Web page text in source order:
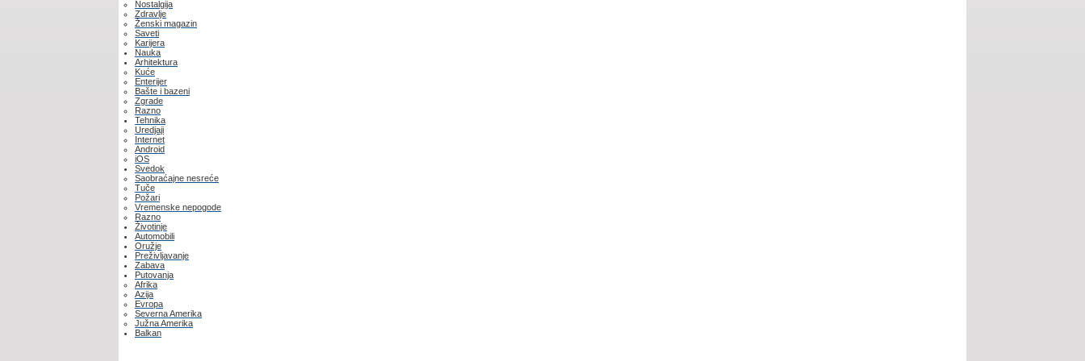
Nostalgija
Zdravlje
Ženski magazin
Saveti
Karijera
Nauka
Arhitektura
Kuće
Enterijer
Bašte i bazeni
Zgrade
Razno
Tehnika
Uredjaji
Internet
Android
iOS
Svedok
Saobraćajne nesreće
Tuče
Požari
Vremenske nepogode
Razno
Životinje
Automobili
Oružje
Preživljavanje
Zabava
Putovanja
Afrika
Azija
Evropa
Severna Amerika
Južna Amerika
Balkan